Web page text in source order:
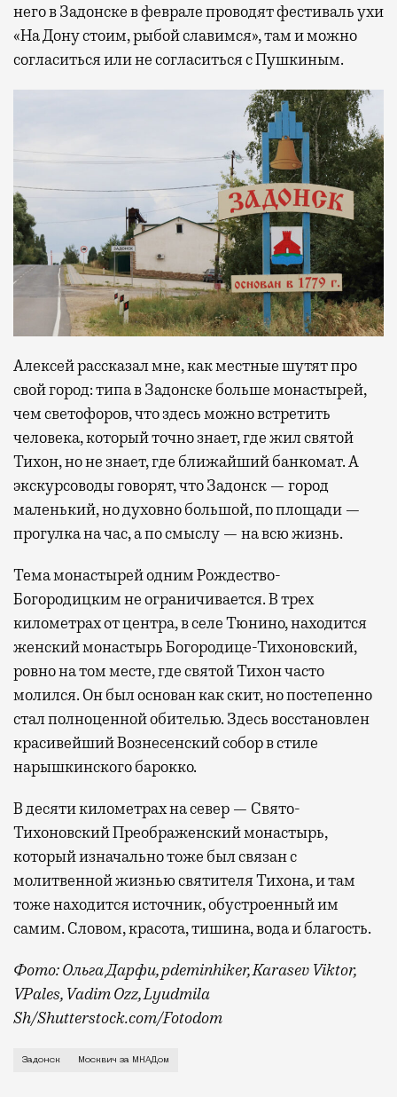
него в Задонске в феврале проводят фестиваль ухи
«На Дону стоим, рыбой славимся», там и можно
согласиться или не согласиться с Пушкиным.
Алексей рассказал мне, как местные шутят про
свой город: типа в Задонске больше монастырей,
чем светофоров, что здесь можно встретить
человека, который точно знает, где жил святой
Тихон, но не знает, где ближайший банкомат. А
экскурсоводы говорят, что Задонск — город
маленький, но духовно большой, по площади —
прогулка на час, а по смыслу — на всю жизнь.
Тема монастырей одним Рождество-
Богородицким не ограничивается. В трех
километрах от центра, в селе Тюнино, находится
женский монастырь Богородице-Тихоновский,
ровно на том месте, где святой Тихон часто
молился. Он был основан как скит, но постепенно
стал полноценной обителью. Здесь восстановлен
красивейший Вознесенский собор в стиле
нарышкинского барокко.
В десяти километрах на север — Свято-
Тихоновский Преображенский монастырь,
который изначально тоже был связан с
молитвенной жизнью святителя Тихона, и там
тоже находится источник, обустроенный им
самим. Словом, красота, тишина, вода и благость.
Фото: Ольга Дарфи, pdeminhiker, Karasev Viktor,
VPales, Vadim Ozz, Lyudmila
Sh/Shutterstock.com/Fotodom
Когда едешь по трассе «Дон» в сторону
Задонск Москвич за МКАДом